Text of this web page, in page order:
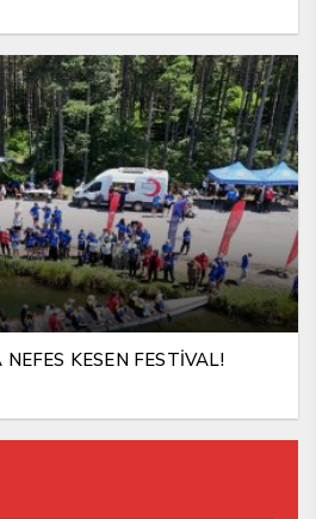
NEFES KESEN FESTİVAL!